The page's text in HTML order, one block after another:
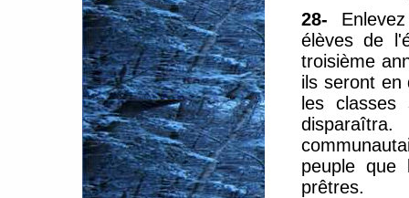
28-
élèves de
troisième
ils seront en
les classes
peuple
prêtres.